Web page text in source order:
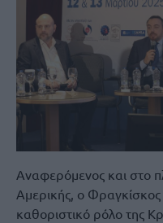
Αναφερόμενος και στο
Αμερικής, ο
καθοριστικό ρόλο της